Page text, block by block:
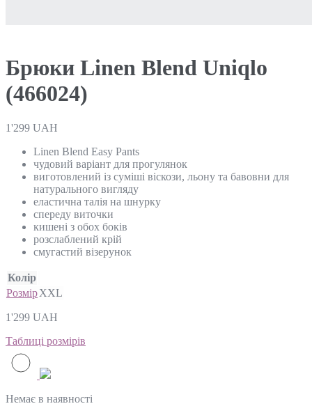
Брюки Linen Blend Uniqlo
(466024)
1'299 UAH
Linen Blend Easy Pants
чудовий варіант для прогулянок
виготовлений із суміші віскози, льону та бавовни для
натурального вигляду
еластична талія на шнурку
спереду виточки
кишені з обох боків
розслаблений крій
смугастий візерунок
Колір
РозмірXXL
1'299 UAH
Таблиці розмірів
Немає в наявності